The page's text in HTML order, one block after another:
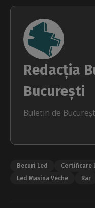
Redacția
București
Buletin de
Becuri Led Certificare
Led Masina Veche
Rar